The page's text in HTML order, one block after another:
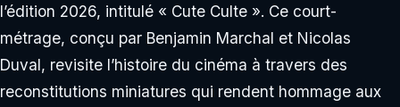
l’édition 2026, intitulé « Cute Culte ». Ce court-
métrage, conçu par Benjamin Marchal et Nicolas
Duval, revisite l’histoire du cinéma à travers des
reconstitutions miniatures qui rendent hommage aux